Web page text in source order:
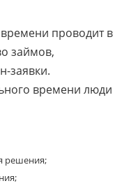
проводит в
займов,
заявки.
времени люди
решения;